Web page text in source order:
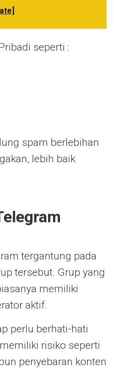
seperti :
spam berlebihan
lebih baik
tergantung pada
tersebut. Grup yang
memiliki
aktif.
perlu berhati-hati
risiko seperti
penyebaran konten